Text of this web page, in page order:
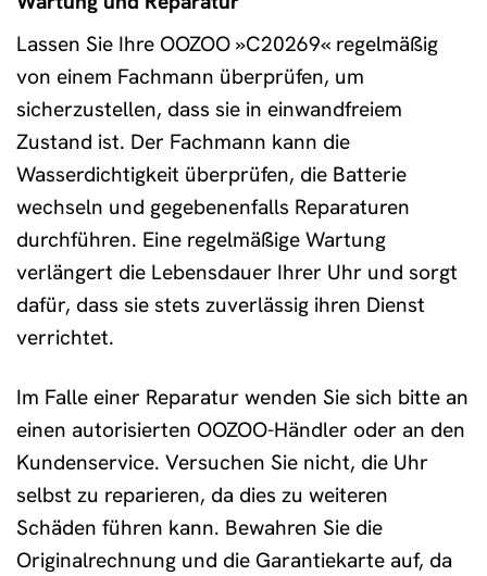
Lassen Sie Ihre OOZOO »C20269« regelmäßig
von einem Fachmann überprüfen, um
sicherzustellen, dass sie in einwandfreiem
Zustand ist. Der Fachmann kann die
Wasserdichtigkeit überprüfen, die Batterie
wechseln und gegebenenfalls Reparaturen
durchführen. Eine regelmäßige Wartung
verlängert die Lebensdauer Ihrer Uhr und sorgt
dafür, dass sie stets zuverlässig ihren Dienst
verrichtet.
Im Falle einer Reparatur wenden Sie sich bitte an
einen autorisierten OOZOO-Händler oder an den
Kundenservice. Versuchen Sie nicht, die Uhr
selbst zu reparieren, da dies zu weiteren
Schäden führen kann. Bewahren Sie die
Originalrechnung und die Garantiekarte auf, da